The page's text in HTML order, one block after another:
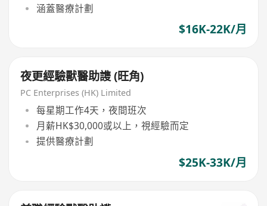
涵蓋醫療計劃
$16K-22K/月
夜更經驗獸醫助謢 (旺角)
PC Enterprises (HK) Limited
每星期工作4天，夜間班次
月薪HK$30,000或以上，視經驗而定
提供醫療計劃
$25K-33K/月